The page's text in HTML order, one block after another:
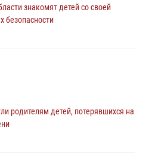
знакомят детей со своей
безопасности
почтили память генерала
родителям детей, потерявшихся на